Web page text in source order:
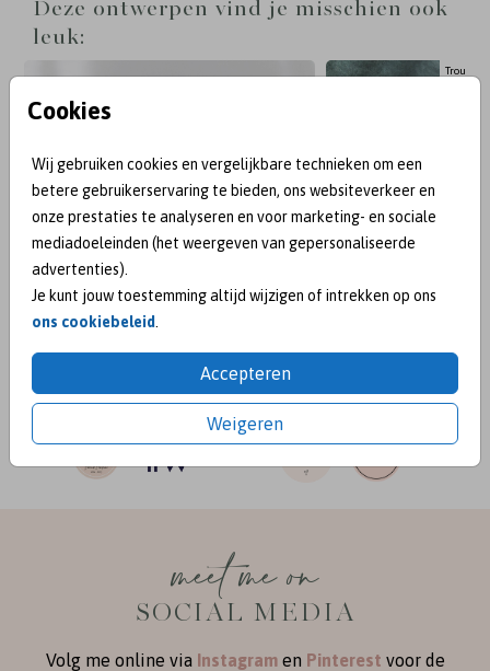
Cookies
Wij gebruiken cookies en vergelijkbare technieken om een
betere gebruikerservaring te bieden, ons websiteverkeer en
onze prestaties te analyseren en voor marketing- en sociale
mediadoeleinden (het weergeven van gepersonaliseerde
advertenties).
Je kunt jouw toestemming altijd wijzigen of intrekken op ons
ons cookiebeleid
Accepteren
Weigeren
the Date kaart op transparant kalkpapier met
gouden accenten. Eenvoudig, stijlvol en met een
vleugje glamour - net als jullie liefde.
Deze ontwerpen vind je misschien ook
leuk:
BEKEND VAN:
meet me on
SOCIAL MEDIA
Volg me online via Instagramen Pinterest voor de